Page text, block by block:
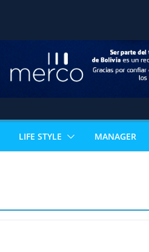
LIFE STYLE MANAGER